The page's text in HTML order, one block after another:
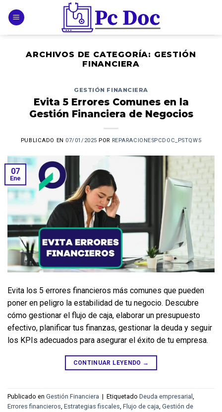
ARCHIVOS DE CATEGORÍA: GESTIÓN
FINANCIERA
GESTIÓN FINANCIERA
Evita 5 Errores Comunes en la
Gestión Financiera de Negocios
PUBLICADO EN 07/01/2025 POR REPARACIONESPCDOC_PSTQW5
07
Ene
Evita los 5 errores financieros más comunes que pueden
poner en peligro la estabilidad de tu negocio. Descubre
cómo gestionar el flujo de caja, elaborar un presupuesto
efectivo, planificar tus finanzas, gestionar la deuda y seguir
los KPIs adecuados para asegurar el éxito de tu empresa.
CONTINUAR LEYENDO →
Publicado en Gestión Financiera | Etiquetado Deuda empresarial ,
Errores financieros, Estrategias fiscales, Flujo de caja, Gestión de